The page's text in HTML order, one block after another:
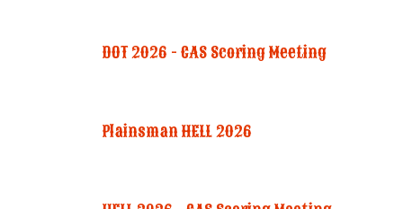
DOT 2026 - CAS Scoring Meeting
Plainsman HELL 2026